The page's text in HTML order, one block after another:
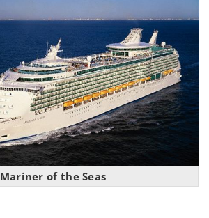
Mariner of the Seas